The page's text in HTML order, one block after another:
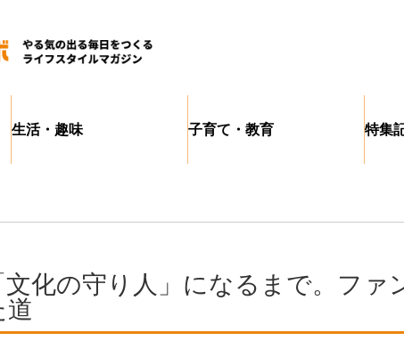
生活・趣味 子育て・教育 特集
化の守り人」になるまで。ファ
道